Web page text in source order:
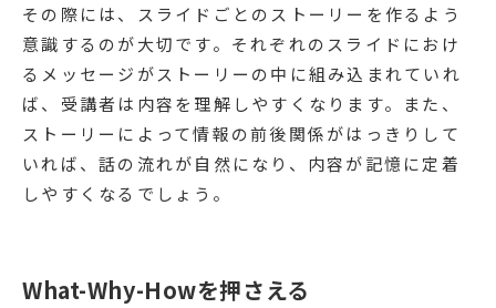
その際には、スライドごとのストーリーを作るよう
意識するのが大切です。それぞれのスライドにおけ
るメッセージがストーリーの中に組み込まれていれ
ば、受講者は内容を理解しやすくなります。また、
ストーリーによって情報の前後関係がはっきりして
いれば、話の流れが自然になり、内容が記憶に定着
しやすくなるでしょう。
What-Why-Howを押さえる